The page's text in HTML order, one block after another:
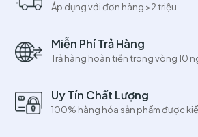
Áp dụng với đơn hàng >2 triệu
Miễn Phí Trả Hàng
Trả hàng hoàn tiền trong vòng 10
Uy Tín Chất Lượng
100% hàng hóa sản phẩm được